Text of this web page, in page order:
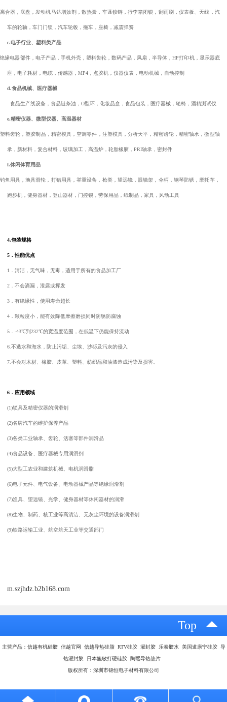
离合器，底盘，发动机马达增效剂，散热膏，车蓬铰链，行李箱闭锁，刮雨刷，仪表板、天线，汽
车的轮轴，车门门锁，汽车轮毂，拖车，座椅，减震弹簧
c.电子行业、塑料类产品
绝缘电器部件，电子产品，手机外壳，塑料齿轮，数码产品，风扇，半导体，HP打印机，显示器底
座，电子耗材，电缆，传感器，MP4 ，点胶机，仪器仪表，电动机械，自动控制
d.食品机械、医疗器械
食品生产线设备，食品链条油，O型环，化妆品盒，食品包装，医疗器械，轮椅，酒精测试仪
e.精密仪器、微型仪器、高温器材
塑料齿轮，塑胶制品，精密模具，空调零件，注塑模具，分析天平，精密齿轮，精密轴承，微型轴
承，新材料，复合材料，玻璃加工，高温炉，轮胎橡胶，PRI轴承，密封件
f.休闲体育用品
钓鱼用具，渔具滑轮，打猎用具，举重设备，枪类，望远镜，眼镜架，伞柄，钢琴防锈，摩托车，
跑步机，健身器材，登山器材，门控锁，劳保用品，纸制品，家具，风动工具
4.包装规格
5 ．性能优点
1 ．清洁，无气味，无毒，适用于所有的食品加工厂
2 ．不会滴漏，泄露或挥发
3 ．有绝缘性，使用寿命超长
4 ．颗粒度小，能有效降低摩擦磨损同时防锈防腐蚀
5 ．-43℃到232℃的宽温度范围，在低温下仍能保持流动
6.不透水和海水，防止污垢 、尘埃 、沙砾及污灰的侵入
7.不会对木材 、橡胶 皮革 、塑料 、纺织品和油漆造成污染及损害。
6 ．应用领域
(1)锁具及精密仪器的润滑剂
(2)名牌汽车的维护保养产品
(3)各类工业轴承、齿轮、活塞等部件润滑品
(4)食品设备、医疗器械专用润滑剂
(5)大型工农业和建筑机械、电机润滑脂
(6)电子元件、电气设备、电动器械产品等绝缘润滑剂
(7)渔具、望远镜、光学、健身器材等休闲器材的润滑
(8)生物、制药、核工业等高清洁、无灰尘环境的设备润滑剂
(9)铁路运输工业、航空航天工业等交通部门
m.szjhdz.b2b168.com
Top
主营产品：信越有机硅胶 信越官网 信越导热硅脂 RTV硅胶 灌封胶 乐泰胶水 美国道康宁硅胶 导
热灌封胶 日本施敏打硬硅胶 陶熙导热垫片
版权所有：深圳市锦恒电子材料有限公司